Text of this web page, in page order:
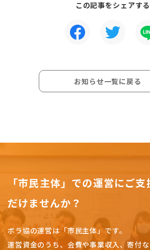
この記事をシェアする
お知らせ一覧に戻る
「市民主体」での運営にご
だけませんか？
ボラ協の運営は「市民主体」です。
運営資金のうち、会費や事業収入、寄付